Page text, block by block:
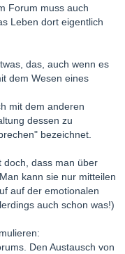
Forum muss auch
Leben dort eigentlich
das, auch wenn es
dem Wesen eines
mit dem anderen
dessen zu
bezeichnet.
doch, dass man über
kann sie nur mitteilen
auf der emotionalen
auch schon was!)
Den Austausch von